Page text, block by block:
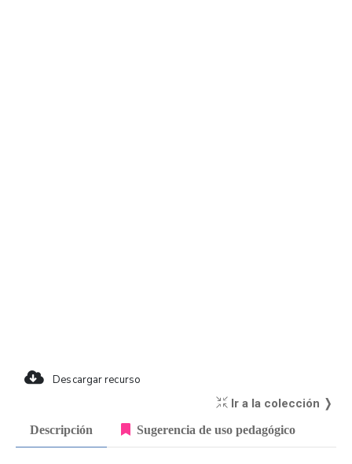
Descargar recurso
Ir a la colección ❭
Descripción Sugerencia de uso pedagógico